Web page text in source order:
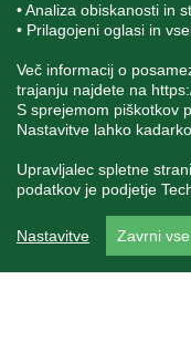
• Analiza obiskanosti in
• Prilagojeni oglasi in
Več informacij o
trajanju najdete na
S sprejemom piškotkov
Nastavitve lahko
Upravljalec spletne strani
podatkov je podjetje
Nastavitve Zavrni vse
pravilne in
spletni strani
podatke ali slike,